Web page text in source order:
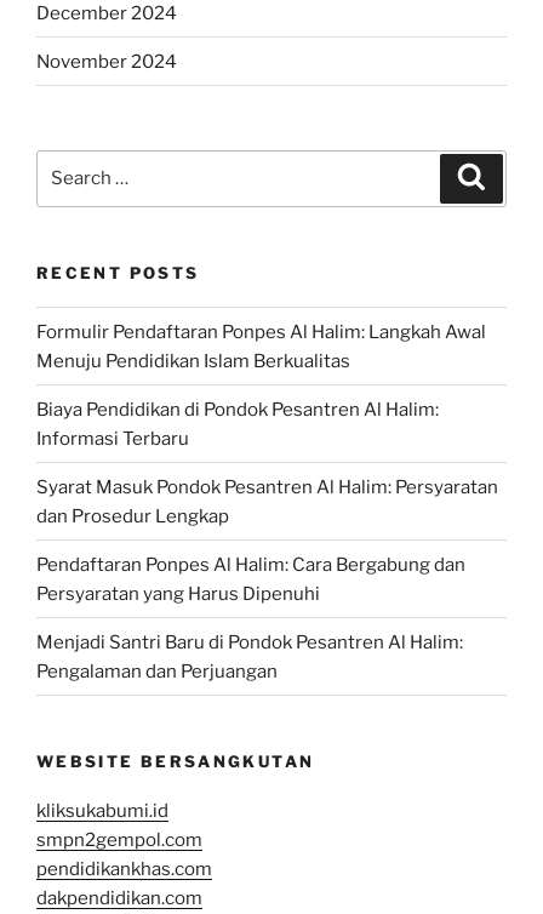
December 2024
November 2024
RECENT POSTS
Formulir Pendaftaran Ponpes Al Halim: Langkah Awal
Menuju Pendidikan Islam Berkualitas
Biaya Pendidikan di Pondok Pesantren Al Halim:
Informasi Terbaru
Syarat Masuk Pondok Pesantren Al Halim: Persyaratan
dan Prosedur Lengkap
Pendaftaran Ponpes Al Halim: Cara Bergabung dan
Persyaratan yang Harus Dipenuhi
Menjadi Santri Baru di Pondok Pesantren Al Halim:
Pengalaman dan Perjuangan
WEBSITE BERSANGKUTAN
kliksukabumi.id
smpn2gempol.com
pendidikankhas.com
dakpendidikan.com